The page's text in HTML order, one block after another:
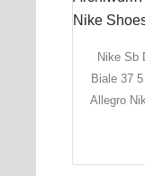
Nike Sb
Biale 37
Allegro